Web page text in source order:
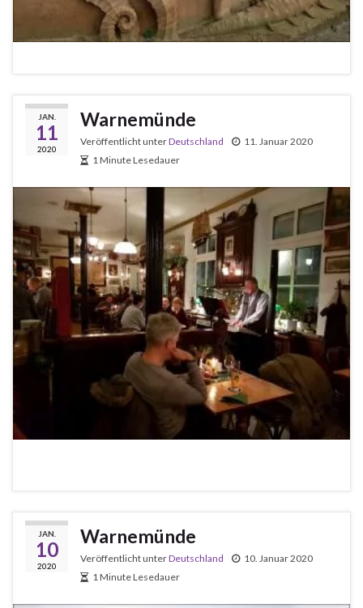
JAN.
11
2020
Warnemünde
Veröffentlicht unterDeutschland
11. Januar 2020
1 Minute Lesedauer
JAN.
10
2020
Warnemünde
Veröffentlicht unterDeutschland
10. Januar 2020
1 Minute Lesedauer